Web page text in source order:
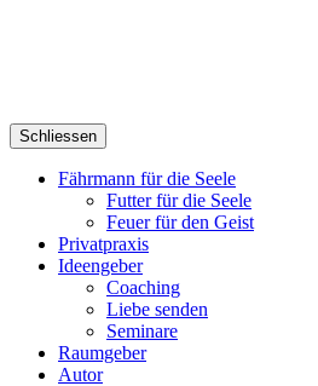
Schliessen
Fährmann für die Seele
Futter für die Seele
Feuer für den Geist
Privatpraxis
Ideengeber
Coaching
Liebe senden
Seminare
Raumgeber
Autor